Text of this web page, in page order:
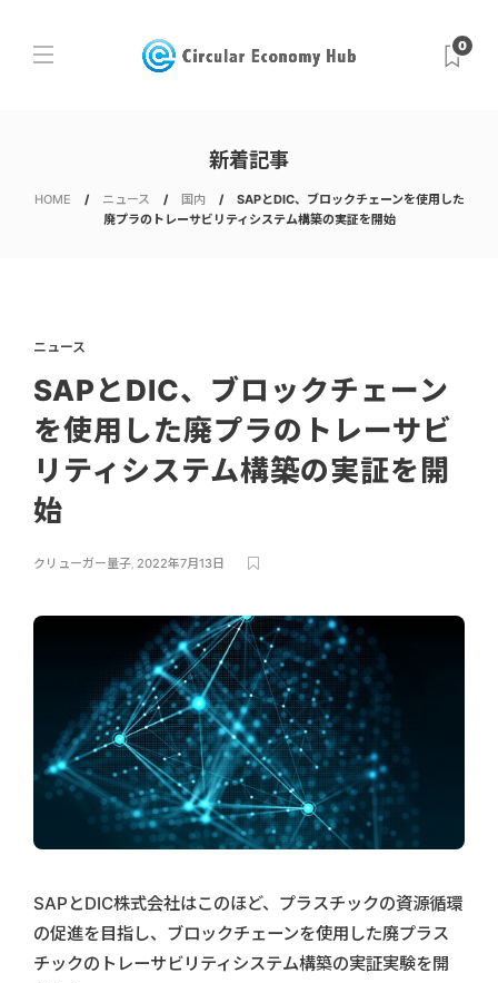
0
新着記事
HOME ニュース 国内
SAPとDIC、ブロックチェーンを使用した
廃プラのトレーサビリティシステム構築の実証を開始
ニュース
SAPとDIC、ブロックチェーン
を使用した廃プラのトレーサビ
リティシステム構築の実証を開
始
クリューガー量子, 2022年7月13日
SAPとDIC株式会社はこのほど、プラスチックの資源循環
の促進を目指し、ブロックチェーンを使用した廃プラス
チックのトレーサビリティシステム構築の実証実験を開